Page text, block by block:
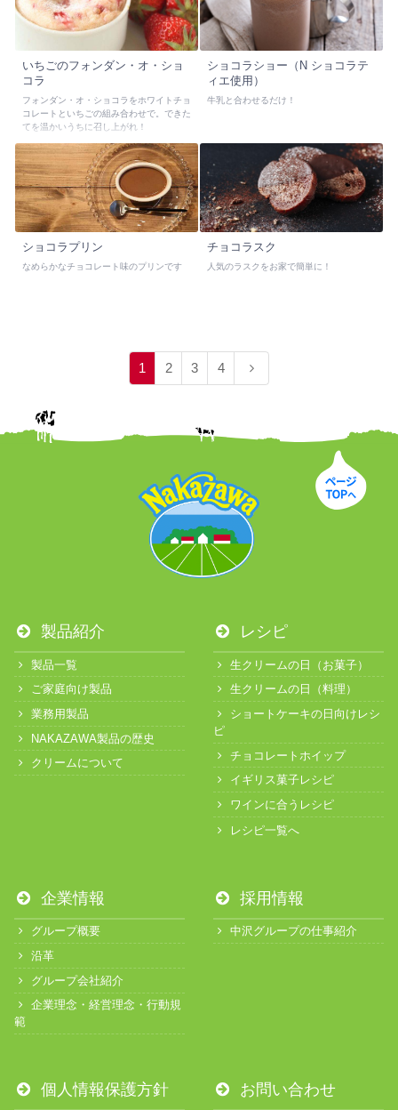
いちごのフォンダン・オ・ショ
コラ
フォンダン・オ・ショコラをホワイトチョ
コレートといちごの組み合わせで。できた
てを温かいうちに召し上がれ！
ショコラショー（N ショコラテ
ィエ使用）
牛乳と合わせるだけ！
ショコラプリン
なめらかなチョコレート味のプリンです
チョコラスク
人気のラスクをお家で簡単に！
1 2 3 4
製品紹介
製品一覧
ご家庭向け製品
業務用製品
NAKAZAWA製品の歴史
クリームについて
レシピ
生クリームの日（お菓子）
生クリームの日（料理）
ショートケーキの日向けレシ
ピ
チョコレートホイップ
イギリス菓子レシピ
ワインに合うレシピ
レシピ一覧へ
企業情報
グループ概要
沿革
グループ会社紹介
企業理念・経営理念・行動規
範
採用情報
中沢グループの仕事紹介
個人情報保護方針 お問い合わせ